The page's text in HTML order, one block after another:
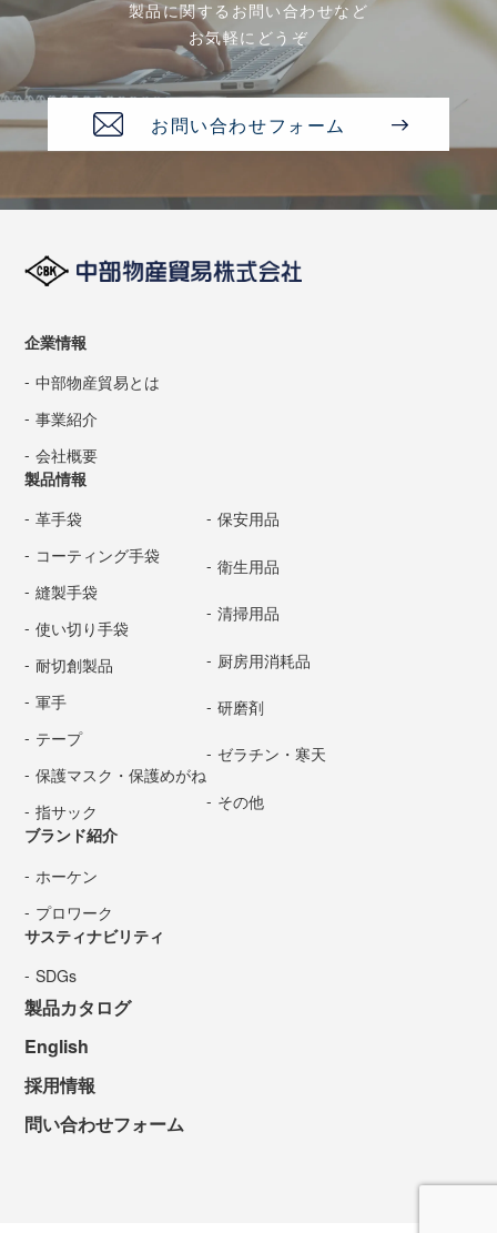
製品に関するお問い合わせなど
お気軽にどうぞ
お問い合わせフォーム
企業情報
中部物産貿易とは
事業紹介
会社概要
製品情報
革手袋
コーティング手袋
縫製手袋
使い切り手袋
耐切創製品
軍手
テープ
保護マスク・保護めがね
指サック
保安用品
衛生用品
清掃用品
厨房用消耗品
研磨剤
ゼラチン・寒天
その他
ブランド紹介
ホーケン
プロワーク
サスティナビリティ
SDGs
製品カタログ
English
採用情報
問い合わせフォーム